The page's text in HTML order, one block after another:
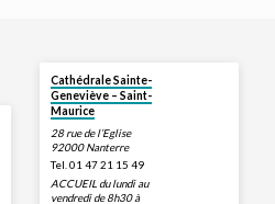
Cathédrale Sainte-
Geneviève – Saint-
Maurice
28 rue de l’Eglise
92000 Nanterre
Tel. 01 47 21 15 49
ACCUEIL du lundi au
vendredi de 8h30 à